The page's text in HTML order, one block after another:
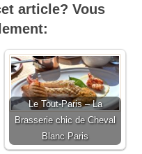
article? Vous
Le Tout-Paris – La
Brasserie chic de Cheval
Blanc Paris